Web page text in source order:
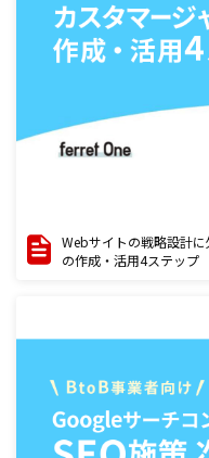
Webサイトの戦略設計
の作成・活用4ステップ